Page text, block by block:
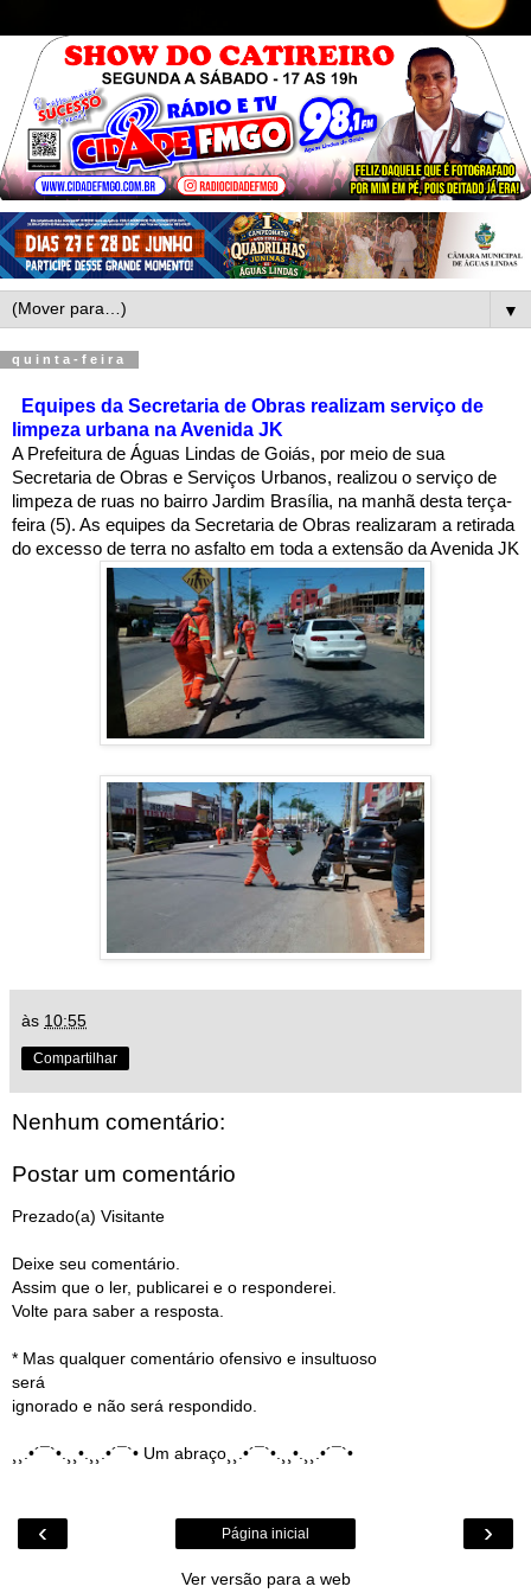
▼
quinta-feira
Equipes da Secretaria de Obras realizam serviço de
limpeza urbana na Avenida JK
A Prefeitura de Águas Lindas de Goiás, por meio de sua
Secretaria de Obras e Serviços Urbanos, realizou o serviço de
limpeza de ruas no bairro Jardim Brasília, na manhã desta terça-
feira (5). As equipes da Secretaria de Obras realizaram a retirada
do excesso de terra no asfalto em toda a extensão da Avenida JK
às 10:55
Compartilhar
Nenhum comentário:
Postar um comentário
Prezado(a) Visitante
Deixe seu comentário.
Assim que o ler, publicarei e o responderei.
Volte para saber a resposta.
* Mas qualquer comentário ofensivo e insultuoso
será
ignorado e não será respondido.
¸¸.•´¯`•.¸¸•.¸¸.•´¯`• Um abraço¸¸.•´¯`•.¸¸•.¸¸.•´¯`•
‹ ›
Página inicial
Ver versão para a web